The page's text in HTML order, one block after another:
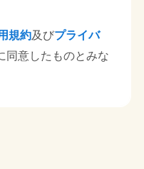
規約及びプライバ
同意したものとみな